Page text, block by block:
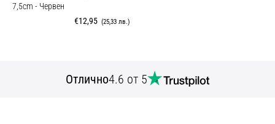
7,5cm - Червен
€12,95 (25,33 лв.)
Отлично4.6 от 5